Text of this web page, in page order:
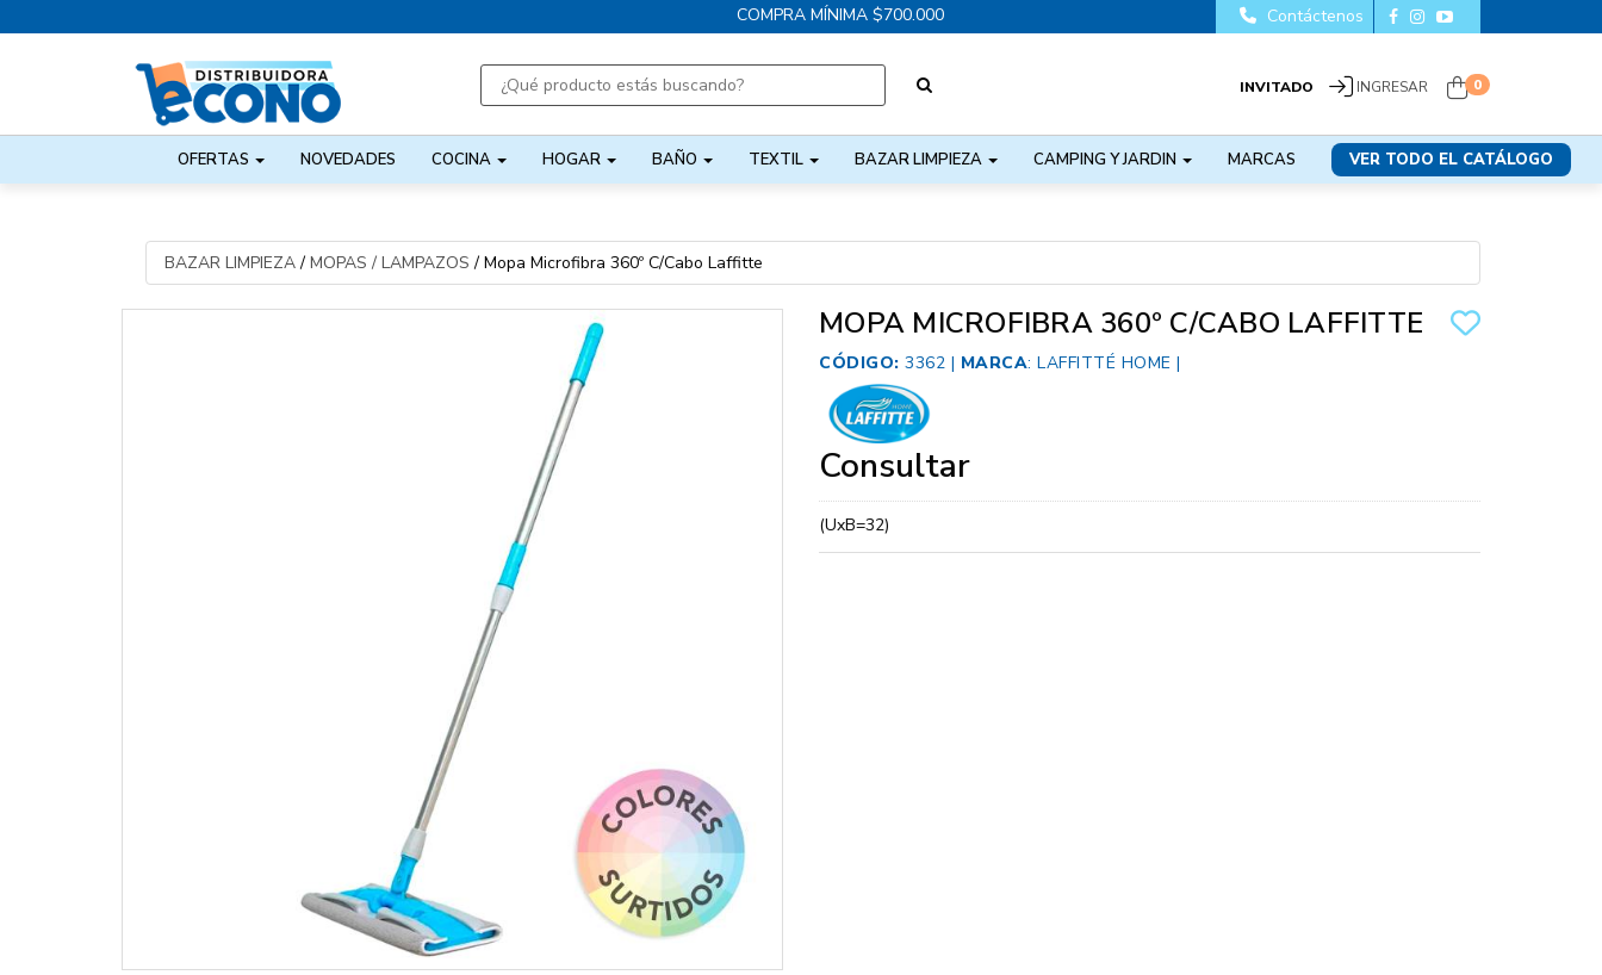
COMPRA MÍNIMA $700.000
INVITADO INGRESAR 0
OFERTAS NOVEDADES COCINA HOGAR BAÑO TEXTIL BAZAR LIMPIEZA CAMPING Y JARDIN MARCAS VER TODO EL CATÁLOGO
Contáctenos
BAZAR LIMPIEZA/ MOPAS / LAMPAZOS / Mopa Microfibra 360º C/Cabo Laffitte
MOPA MICROFIBRA 360º C/CABO LAFFITTE
CÓDIGO: 3362 | MARCA: LAFFITTÉ HOME |
Consultar
(UxB=32)